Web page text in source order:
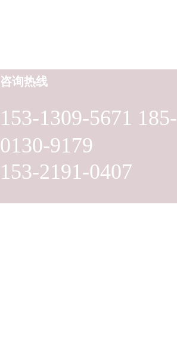
153-1309-5671 185-
0130-9179
153-2191-0407
咨询热线